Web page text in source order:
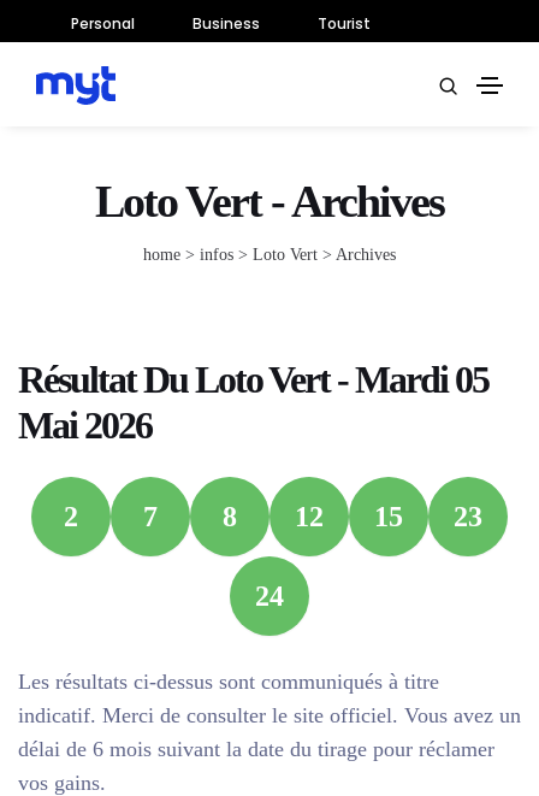
Personal Business Tourist
Loto Vert - Archives
home > infos > Loto Vert > Archives
Résultat Du Loto Vert - Mardi 05
Mai 2026
2 7 8 12 15 23
24
Les résultats ci-dessus sont communiqués à titre
indicatif. Merci de consulter le site officiel. Vous avez un
délai de 6 mois suivant la date du tirage pour réclamer
vos gains.